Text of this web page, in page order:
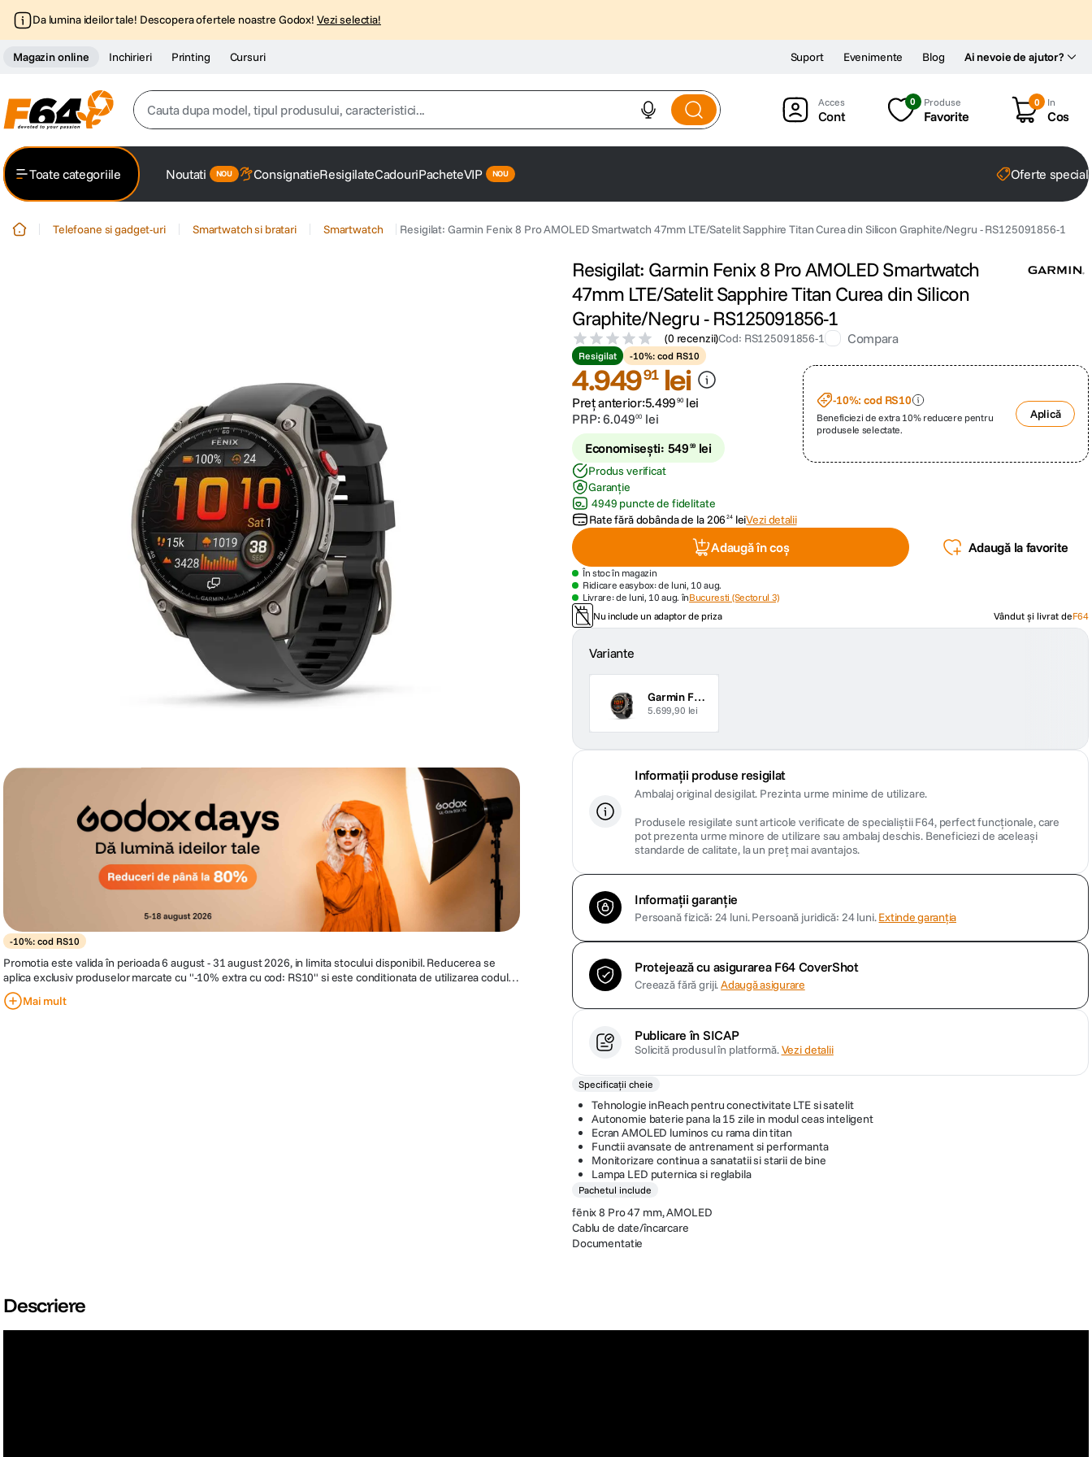
Da lumina ideilor tale! Descopera ofertele noastre Godox! Vezi selectia!
Magazin online Inchirieri Printing Cursuri Ai nevoie de ajutor?
Suport Evenimente Blog
Cauta dupa model, tipul produsului, caracteristici...
trepied
lavaliera
7. sony fx
8. card memorie
dji mic mini
10. dji osmo
Cont
0 Produse
Favorite
0 In
Cos
Toate categoriile Noutati ConsignatieResigilateCadouriPacheteVIP Oferte
Telefoane si gadget-uri Smartwatch si bratari Smartwatch Resigilat: Garmin Fenix 8 Pro AMOLED Smartwatch 47mm LTE/Satelit Sapphire Titan Curea din Silicon Graphite/Negru - RS125091856-1
-10%: cod RS10
Promotia este valida în perioada 6 august - 31 august 2026, in limita stocului disponibil. Reducerea se
aplica exclusiv produselor marcate cu "-10% extra cu cod: RS10" si este conditionata de utilizarea codului
de discount RS10 in cosul de cumparaturi, inainte de finalizarea comenzii. Acest cod ofera o reducere de
10% din pretul afisat al produselor eligibile. Compania isi rezerva dreptul de a modifica sau anula promotia
Mai mult
Resigilat: Garmin Fenix 8 Pro AMOLED Smartwatch
47mm LTE/Satelit Sapphire Titan Curea din Silicon
Graphite/Negru - RS125091856-1
(0 recenzii)Cod: RS125091856-1 Compara
Resigilat -10%: cod RS10
4.94991 lei
Preț anterior:5.499 90 lei
PRP:6.04900 lei
Economisești: 549 99 lei
-10%: cod RS10
Beneficiezi de extra 10% reducere pentru
produsele selectate.
Aplică
Produs verificat
Garanție
4949 puncte de fidelitate
Rate fără dobânda de la206 24 leiVezi detalii
Adaugă în coș Adaugă la favorite
În stoc în magazin
Ridicare easybox: de luni, 10 aug.
Livrare: de luni, 10 aug. înBucuresti (Sectorul 3)
Nu include un adaptor de priza
Vândut și livrat deF64
Variante
Garmin Fenix 8 Pro AMOLED Smartwatch 51mm LTE/Satelit Sapphire Titan Curea din Silicon Graphite/Negru
5.699,90 lei
Informații produse resigilat
Ambalaj original desigilat. Prezinta urme minime de utilizare.
Produsele resigilate sunt articole verificate de specialiștii F64, perfect funcționale, care
pot prezenta urme minore de utilizare sau ambalaj deschis. Beneficiezi de aceleași
standarde de calitate, la un preț mai avantajos.
Informații garanție
Persoană fizică: 24 luni.Persoană juridică: 24 luni.Extinde garanția
Protejează cu asigurarea F64 CoverShot
Creează fără griji.Adaugă asigurare
Publicare în SICAP
Solicită produsul în platformă.Vezi detalii
Specificații cheie
Tehnologie inReach pentru conectivitate LTE si satelit
Autonomie baterie pana la 15 zile in modul ceas inteligent
Ecran AMOLED luminos cu rama din titan
Functii avansate de antrenament si performanta
Monitorizare continua a sanatatii si starii de bine
Lampa LED puternica si reglabila
Pachetul include
fēnix 8 Pro 47 mm, AMOLED
Cablu de date/încarcare
Documentatie
Descriere